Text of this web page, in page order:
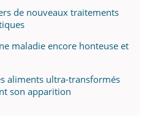
de nouveaux traitements
maladie encore honteuse et
aliments ultra-transformés
son apparition